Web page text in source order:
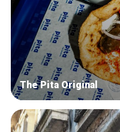
The Pita Original